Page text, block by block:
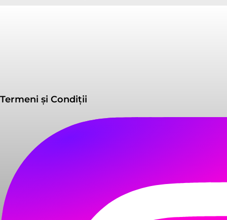
Termeni și Condiții